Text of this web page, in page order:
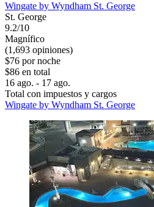
Wingate by Wyndham St. George
St. George
9.2/10
Magnífico
(1,693 opiniones)
$76 por noche
$86 en total
16 ago. - 17 ago.
Total con impuestos y cargos
Wingate by Wyndham St. George